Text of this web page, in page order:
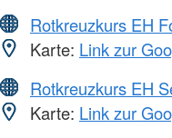
Rotkreuzkurs EH
Karte: Link zur
Rotkreuzkurs EH
Karte: Link zur